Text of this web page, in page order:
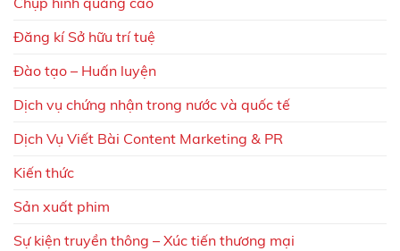
Đăng kí Sở hữu trí tuệ
Đào tạo – Huấn luyện
Dịch vụ chứng nhận trong nước và quốc tế
Dịch Vụ Viết Bài Content Marketing & PR
Kiến thức
Sản xuất phim
Sự kiện truyền thông – Xúc tiến thương mại